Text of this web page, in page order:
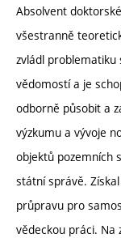
Absolvent
všestranně
zvládl problematiku
vědomostí a je
odborně působit a
výzkumu a vývoje
objektů pozemních
státní správě.
průpravu pro
vědeckou práci. Na